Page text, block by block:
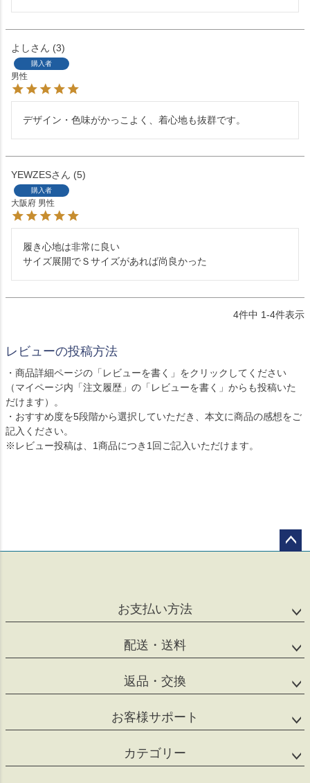
よし 3
購入者
男性
デザイン・色味がかっこよく、着心地も抜群です。
YEWZES 5
購入者
大阪府 男性
履き心地は非常に良い
サイズ展開でＳサイズがあれば尚良かった
4件中 1-4件表示
レビューの投稿方法
・商品詳細ページの「レビューを書く」をクリックしてください
（マイページ内「注文履歴」の「レビューを書く」からも投稿いた
だけます）。
・おすすめ度を5段階から選択していただき、本文に商品の感想をご
記入ください。
※レビュー投稿は、1商品につき1回ご記入いただけます。
お支払い方法
配送・送料
返品・交換
お客様サポート
カテゴリー